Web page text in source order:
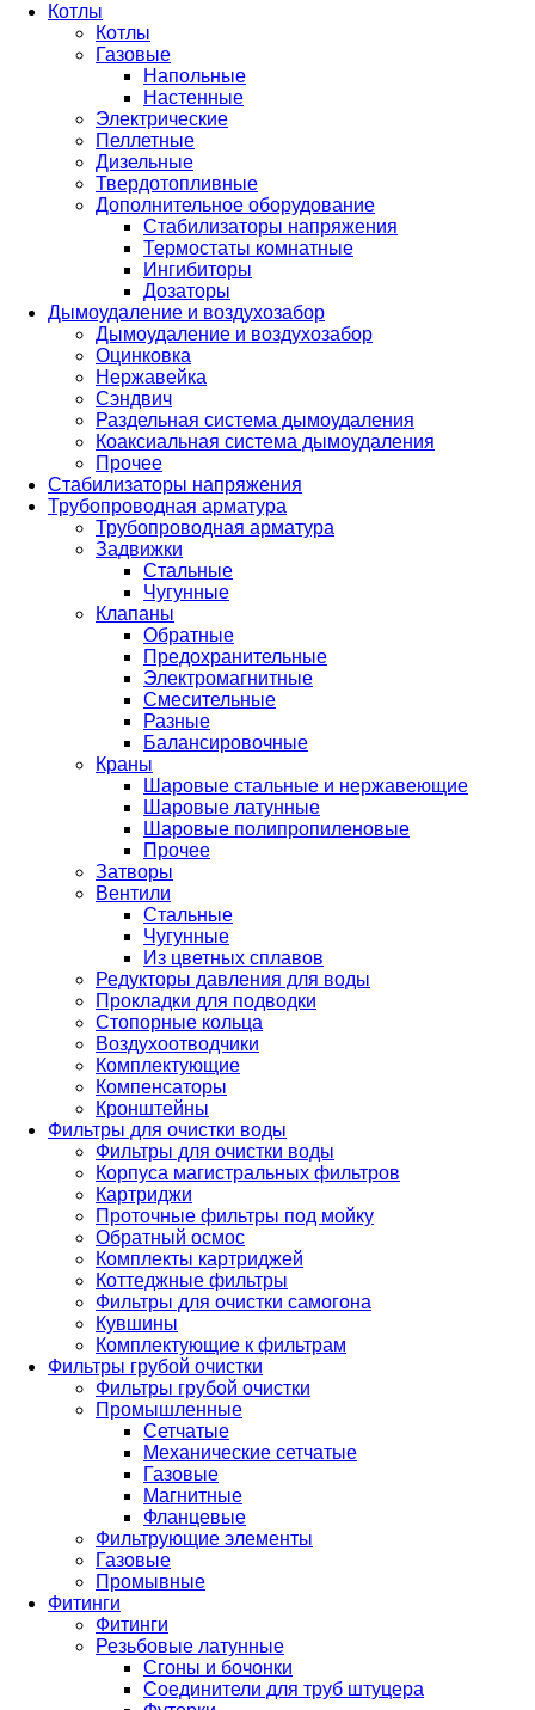
Котлы
Котлы
Газовые
Напольные
Настенные
Электрические
Пеллетные
Дизельные
Твердотопливные
Дополнительное оборудование
Стабилизаторы напряжения
Термостаты комнатные
Ингибиторы
Дозаторы
Дымоудаление и воздухозабор
Дымоудаление и воздухозабор
Оцинковка
Нержавейка
Сэндвич
Раздельная система дымоудаления
Коаксиальная система дымоудаления
Прочее
Стабилизаторы напряжения
Трубопроводная арматура
Трубопроводная арматура
Задвижки
Стальные
Чугунные
Клапаны
Обратные
Предохранительные
Электромагнитные
Смесительные
Разные
Балансировочные
Краны
Шаровые стальные и нержавеющие
Шаровые латунные
Шаровые полипропиленовые
Прочее
Затворы
Вентили
Стальные
Чугунные
Из цветных сплавов
Редукторы давления для воды
Прокладки для подводки
Стопорные кольца
Воздухоотводчики
Комплектующие
Компенсаторы
Кронштейны
Фильтры для очистки воды
Фильтры для очистки воды
Корпуса магистральных фильтров
Картриджи
Проточные фильтры под мойку
Обратный осмос
Комплекты картриджей
Коттеджные фильтры
Фильтры для очистки самогона
Кувшины
Комплектующие к фильтрам
Фильтры грубой очистки
Фильтры грубой очистки
Промышленные
Сетчатые
Механические сетчатые
Газовые
Магнитные
Фланцевые
Фильтрующие элементы
Газовые
Промывные
Фитинги
Фитинги
Резьбовые латунные
Сгоны и бочонки
Соединители для труб штуцера